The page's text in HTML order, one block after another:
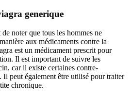
generique
noter que tous les hommes ne
aux médicaments contre la
est un médicament prescrit pour
Il est important de suivre les
car il existe certaines contre-
Il peut également être utilisé pour traiter
chronique.